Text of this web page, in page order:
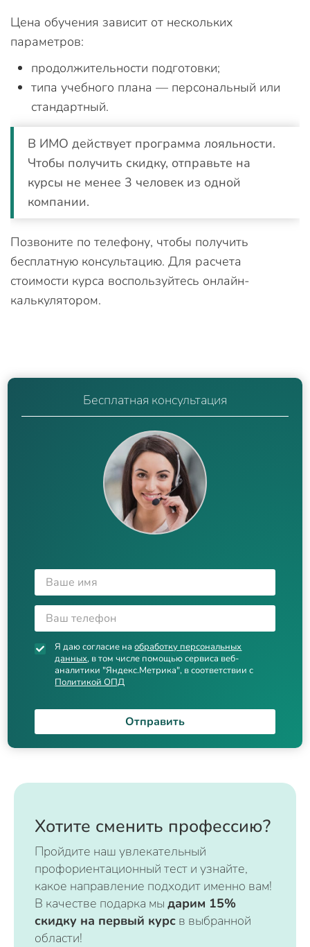
Цена обучения зависит от нескольких
параметров:
продолжительности подготовки;
типа учебного плана — персональный или
стандартный.
В ИМО действует программа лояльности.
Чтобы получить скидку, отправьте на
курсы не менее 3 человек из одной
компании.
Позвоните по телефону, чтобы получить
бесплатную консультацию. Для расчета
стоимости курса воспользуйтесь онлайн-
калькулятором.
Бесплатная консультация
Я даю согласие наобработку персональных
данных, в том числе помощью сервиса веб-
аналитики "Яндекс.Метрика", в соответствии с
Политикой ОПД
Отправить
Хотите сменить профессию?
Пройдите наш увлекательный
профориентационный тест и узнайте,
какое направление подходит именно вам!
В качестве подарка мы дарим 15%
скидку на первый курс в выбранной
области!